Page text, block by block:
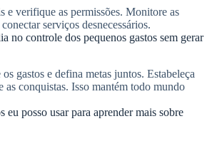
e verifique as permissões. Monitore as
serviços desnecessários.
no controle dos pequenos gastos sem gerar
gastos e defina metas juntos. Estabeleça
as conquistas. Isso mantém todo mundo
eu posso usar para aprender mais sobre